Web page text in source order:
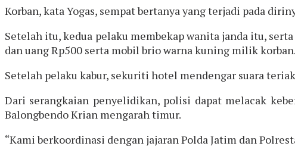
Korban, kata Yogas, sempat bertanya yang terjadi pada
Setelah itu, kedua pelaku membekap wanita janda itu,
dan uang Rp500 serta mobil brio warna kuning milik korban.
Setelah pelaku kabur, sekuriti hotel mendengar suara
Dari serangkaian penyelidikan, polisi dapat melacak
Balongbendo Krian mengarah timur.
“Kami berkoordinasi dengan jajaran Polda Jatim dan